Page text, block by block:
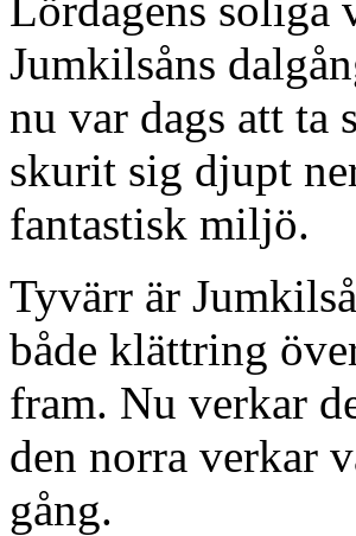
Jumkilsåns
nu var dags att ta
skurit sig djupt
fantastisk miljö.
Tyvärr är
både klättring
fram. Nu verkar
den norra verkar
gång.